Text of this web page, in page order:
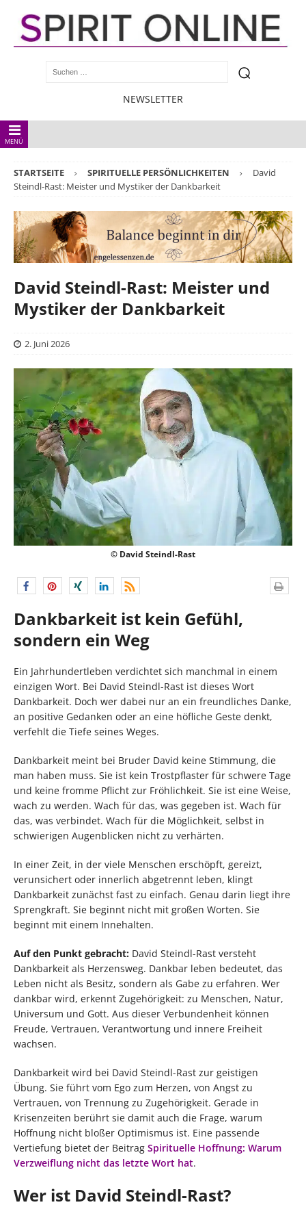
NEWSLETTER
MENÜ
STARTSEITE SPIRITUELLE PERSÖNLICHKEITEN
David
Steindl-Rast: Meister und Mystiker der Dankbarkeit
David Steindl-Rast: Meister und
Mystiker der Dankbarkeit
2. Juni 2026
© David Steindl-Rast
Dankbarkeit ist kein Gefühl,
sondern ein Weg
Ein Jahrhundertleben verdichtet sich manchmal in einem
einzigen Wort. Bei David Steindl-Rast ist dieses Wort
Dankbarkeit. Doch wer dabei nur an ein freundliches Danke,
an positive Gedanken oder an eine höfliche Geste denkt,
verfehlt die Tiefe seines Weges.
Dankbarkeit meint bei Bruder David keine Stimmung, die
man haben muss. Sie ist kein Trostpflaster für schwere Tage
und keine fromme Pflicht zur Fröhlichkeit. Sie ist eine Weise,
wach zu werden. Wach für das, was gegeben ist. Wach für
das, was verbindet. Wach für die Möglichkeit, selbst in
schwierigen Augenblicken nicht zu verhärten.
In einer Zeit, in der viele Menschen erschöpft, gereizt,
verunsichert oder innerlich abgetrennt leben, klingt
Dankbarkeit zunächst fast zu einfach. Genau darin liegt ihre
Sprengkraft. Sie beginnt nicht mit großen Worten. Sie
beginnt mit einem Innehalten.
Auf den Punkt gebracht: David Steindl-Rast versteht
Dankbarkeit als Herzensweg. Dankbar leben bedeutet, das
Leben nicht als Besitz, sondern als Gabe zu erfahren. Wer
dankbar wird, erkennt Zugehörigkeit: zu Menschen, Natur,
Universum und Gott. Aus dieser Verbundenheit können
Freude, Vertrauen, Verantwortung und innere Freiheit
wachsen.
Dankbarkeit wird bei David Steindl-Rast zur geistigen
Übung. Sie führt vom Ego zum Herzen, von Angst zu
Vertrauen, von Trennung zu Zugehörigkeit. Gerade in
Krisenzeiten berührt sie damit auch die Frage, warum
Hoffnung nicht bloßer Optimismus ist. Eine passende
Vertiefung bietet der Beitrag Spirituelle Hoffnung: Warum
Verzweiflung nicht das letzte Wort hat.
Wer ist David Steindl-Rast?